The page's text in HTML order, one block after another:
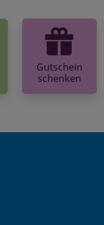
Gutschein
schenken